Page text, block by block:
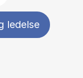
ledelse